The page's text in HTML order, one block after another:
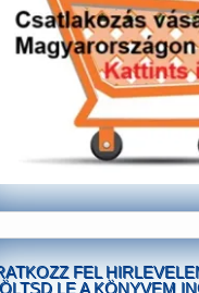
FEL
LE A KÖNYVEM